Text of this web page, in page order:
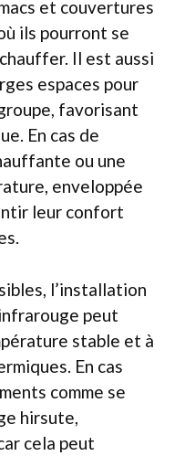
et couvertures
ils pourront se
Il est aussi
espaces pour
favorisant
En cas de
ou une
enveloppée
leur confort
l’installation
peut
stable et à
En cas
comme se
hirsute,
cela peut